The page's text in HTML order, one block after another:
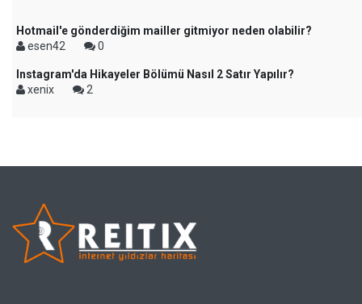
Hotmail'e gönderdiğim mailler gitmiyor neden olabilir?
esen42
0
Instagram'da Hikayeler Bölümü Nasıl 2 Satır Yapılır?
xenix
2